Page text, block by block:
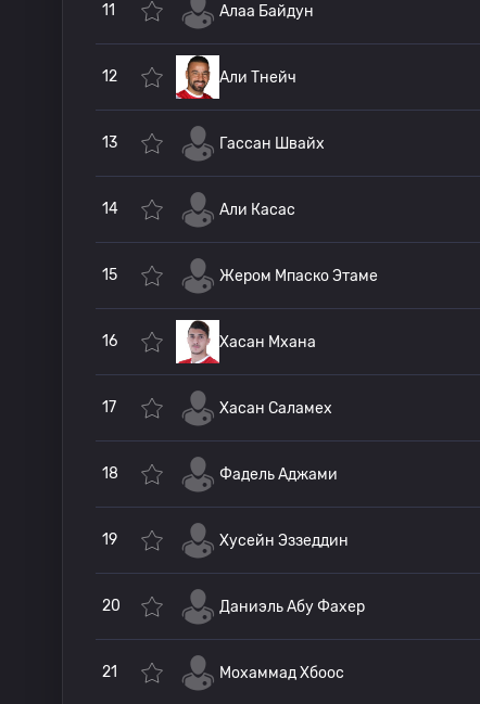
11 Алаа Байдун
12 Али Тнейч
13 Гассан Швайх
14 Али Касас
15 Жером Мпаско Этаме
16 Хасан Мхана
17 Хасан Саламех
18 Фадель Аджами
19 Хусейн Эззеддин
20 Даниэль Абу Фахер
21 Мохаммад Хбоос